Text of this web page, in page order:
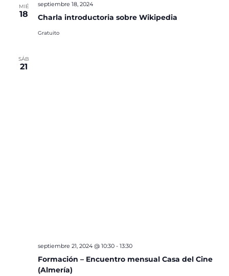
MIÉ
18 Charla introductoria sobre Wikipedia
septiembre 18, 2024
Gratuito
SÁB
21
Formación – Encuentro mensual Casa del Cine
(Almería)
septiembre 21, 2024 @ 10:30- 13:30